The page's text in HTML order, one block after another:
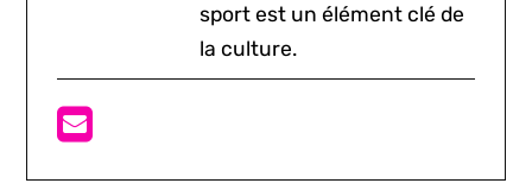
sport est un élément clé de
la culture.